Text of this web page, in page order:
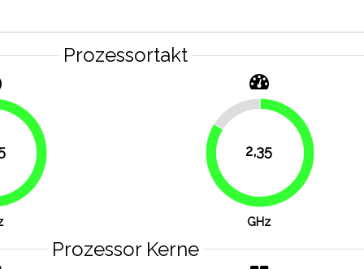
Prozessortakt
87.5%
2,35
16.1%
83.9%
GHz
Prozessor Kerne